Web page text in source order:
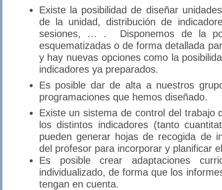
Existe la posibilidad de diseñar
de la unidad, distribución de
sesiones, … . Disponemos de la
esquematizadas o de forma detallada
y hay nuevas opciones como la
indicadores ya preparados.
Es posible dar de alta a nuestros
programaciones que hemos diseñado.
Existe un sistema de control del trabajo
los distintos indicadores (tanto
pueden generar hojas de recogida de
del profesor para incorporar y planificar
Es posible crear adaptaciones
individualizado, de forma que los
tengan en cuenta.